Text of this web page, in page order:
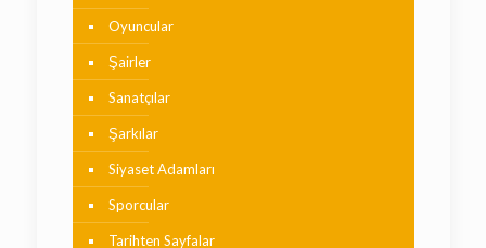
Oyuncular
Şairler
Sanatçılar
Şarkılar
Siyaset Adamları
Sporcular
Tarihten Sayfalar